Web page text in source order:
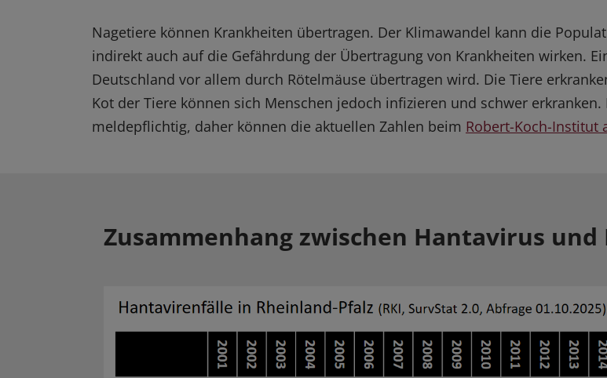
Nagetiere können Krankheiten übertragen. Der Klimawandel kann die
indirekt auch auf die Gefährdung der Übertragung von Krankheiten wirken.
Deutschland vor allem durch Rötelmäuse übertragen wird. Die Tiere
Kot der Tiere können sich Menschen jedoch infizieren und schwer
meldepflichtig, daher können die aktuellen Zahlen beim Robert-Koch-Institut
Zusammenhang zwischen Hantavirus